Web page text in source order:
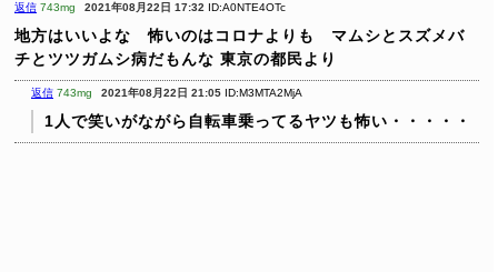
返信 743mg 2021年08月22日 17:32 ID:A0NTE4OTc
地方はいいよな 怖いのはコロナよりも マムシとスズメバ
チとツツガムシ病だもんな 東京の都民より
返信 743mg 2021年08月22日 21:05 ID:M3MTA2MjA
1人で笑いがながら自転車乗ってるヤツも怖い・・・・・